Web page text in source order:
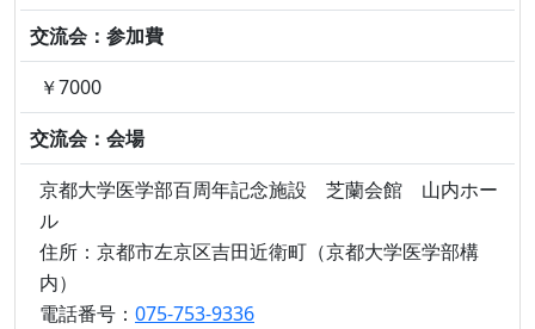
交流会：参加費
￥7000
交流会：会場
京都大学医学部百周年記念施設 芝蘭会館 山内ホー
ル
住所：京都市左京区吉田近衛町（京都大学医学部構
内）
電話番号： 075-753-9336